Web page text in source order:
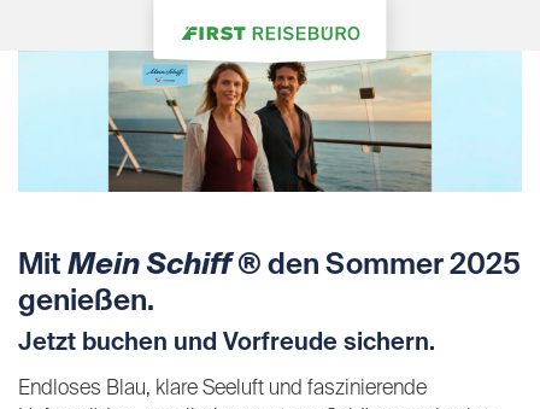
Mit Mein Schiff® den Sommer 2025
genießen.
Jetzt buchen und Vorfreude sichern.
Endloses Blau, klare Seeluft und faszinierende